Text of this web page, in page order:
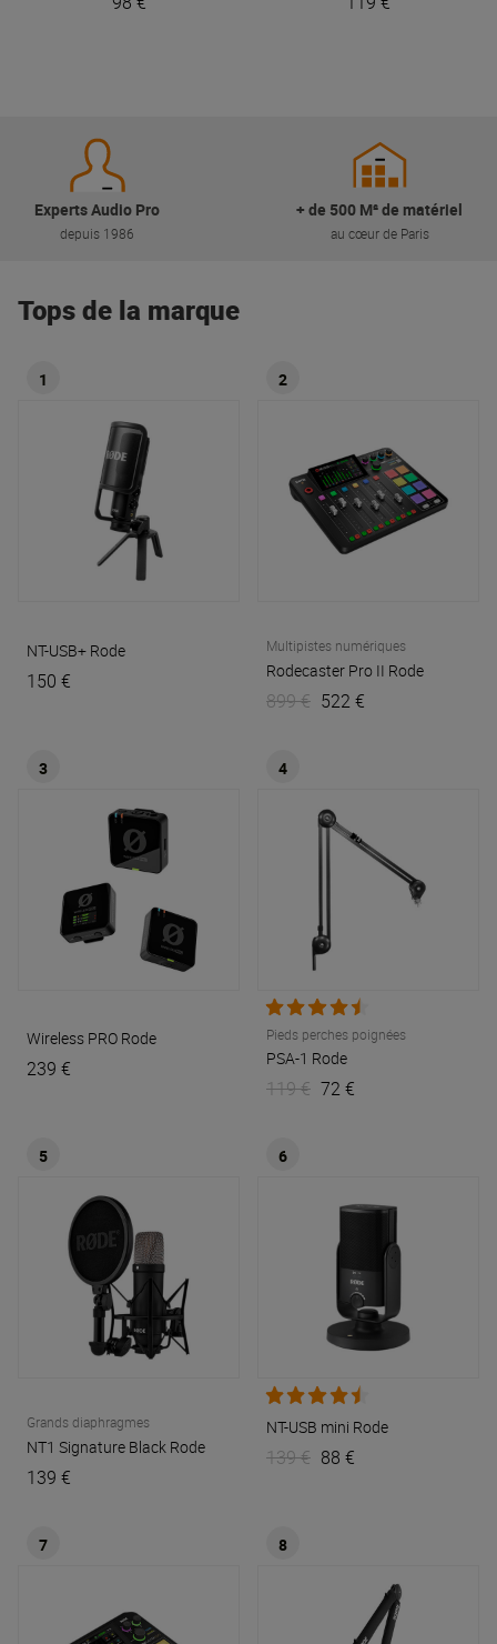
Experts Audio Pro
depuis 1986
+ de 500 M² de matériel
au cœur de Paris
Tops de la marque
1
NT-USB+ Rode
150 €
2
Multipistes numériques
Rodecaster Pro II Rode
899 € 522 €
3
Wireless PRO Rode
239 €
4
Pieds perches poignées
PSA-1 Rode
119 € 72 €
5
Grands diaphragmes
NT1 Signature Black Rode
139 €
6
NT-USB mini Rode
139 € 88 €
7 8